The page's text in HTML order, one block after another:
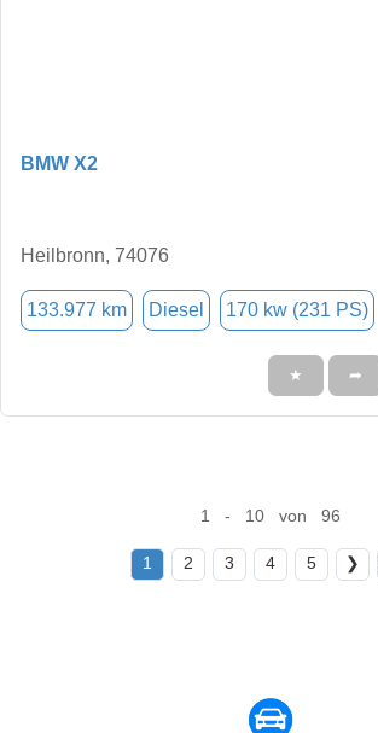
BMW X2
Heilbronn, 74076
133.977 km Diesel 170 kw (231 PS)
★ ➦
1 - 10 von 96
1 2 3 4 5 ❯